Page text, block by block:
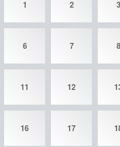
1 2 3
6 7 8
11 12
16 17